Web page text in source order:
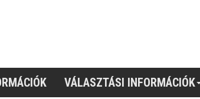
VÁLASZTÁSI INFORMÁCIÓK